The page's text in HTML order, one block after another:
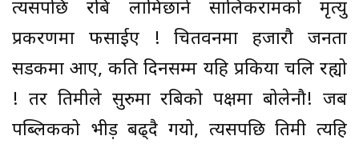
त्यसपछि रबि लामिछाने सालिकरामको मृत्यु
प्रकरणमा फसाईए ! चितवनमा हजारौ जनता
सडकमा आए, कति दिनसम्म यहि प्रकिया चलि रह्यो
! तर तिमीले सुरुमा रबिको पक्षमा बोलेनौ! जब
पब्लिकको भीड़ बढ्दै गयो, त्यसपछि तिमी त्यहि